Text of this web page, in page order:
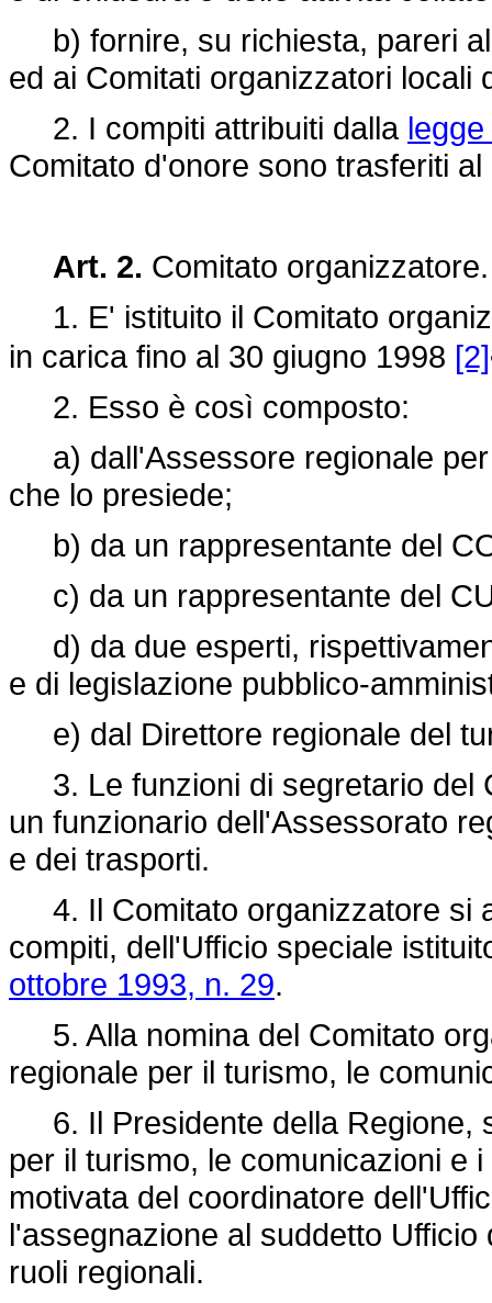
b) fornire, su richiesta, pareri
ed ai Comitati organizzatori locali
2. I compiti attribuiti dalla
Comitato d'onore sono trasferiti
Art. 2. Comitato
1. E' istituito il Comitato
in carica fino al 30 giugno 1998 [2]
2. Esso è così composto:
a) dall'Assessore regionale per
che lo presiede;
b) da un rappresentante del
c) da un rappresentante del
d) da due esperti,
e di legislazione pubblico-
e) dal Direttore regionale del
3. Le funzioni di segretario del
un funzionario dell'Assessorato
e dei trasporti.
4. Il Comitato organizzatore si
compiti, dell'Ufficio speciale
ottobre 1993, n. 29.
5. Alla nomina del Comitato
regionale per il turismo, le
6. Il Presidente della Regione,
per il turismo, le comunicazioni e
motivata del coordinatore
l'assegnazione al suddetto
ruoli regionali.